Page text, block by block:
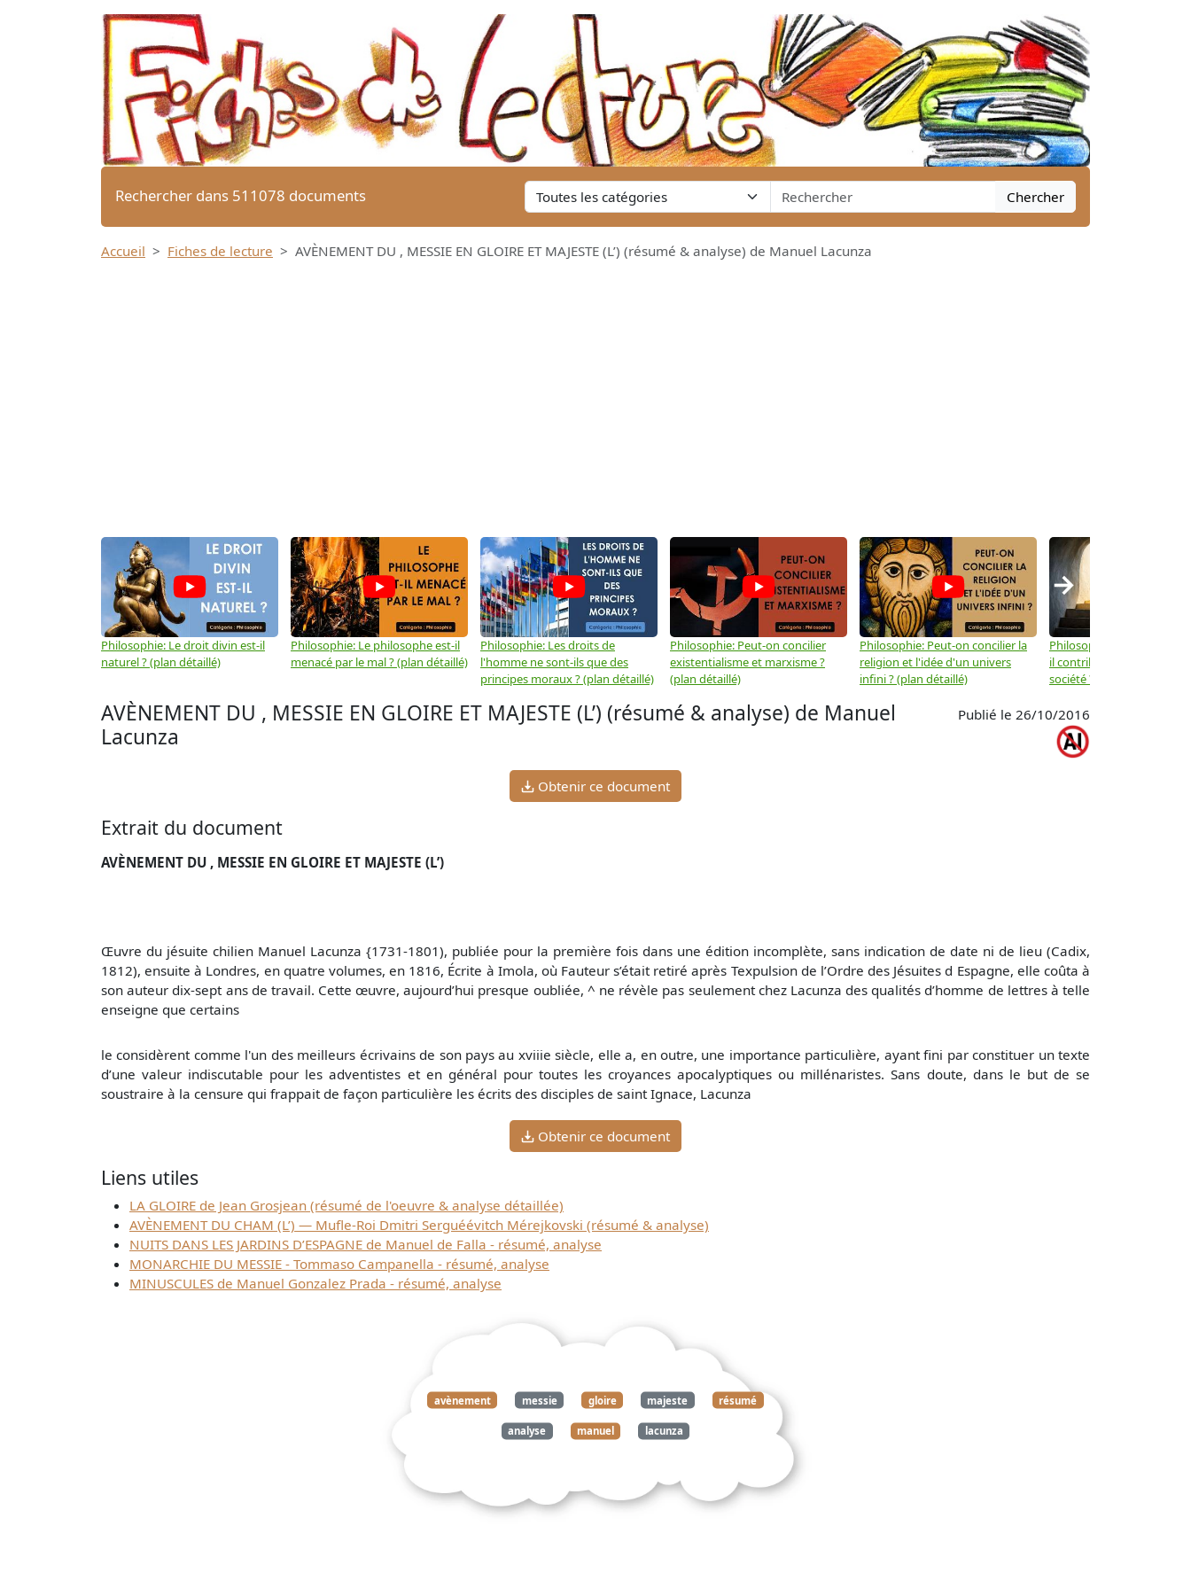
Rechercher dans 511078 documents Chercher
Accueil Fiches de lecture AVÈNEMENT DU , MESSIE EN GLOIRE ET MAJESTE (L’) (résumé & analyse) de Manuel Lacunza
Philosophie: Le droit divin est-il
naturel ? (plan détaillé)
Philosophie: Le philosophe est-il
menacé par le mal ? (plan détaillé)
Philosophie: Les droits de
l'homme ne sont-ils que des
principes moraux ? (plan détaillé)
Philosophie: Peut-on concilier
existentialisme et marxisme ?
(plan détaillé)
Philosophie: Peut-on concilier la
religion et l'idée d'un univers
infini ? (plan détaillé)
Philosophie: Le
il contribuer au progrès de
société ? (plan détaillé)
→
AVÈNEMENT DU , MESSIE EN GLOIRE ET MAJESTE (L’) (résumé & analyse) de Manuel
Lacunza
Publié le 26/10/2016
Obtenir ce document
Extrait du document
AVÈNEMENT DU , MESSIE EN GLOIRE ET MAJESTE (L’)
Œuvre du jésuite chilien Manuel Lacunza {1731-1801), publiée pour la première fois dans une édition incomplète, sans indication de date ni de lieu (Cadix,
1812), ensuite à Londres, en quatre volumes, en 1816, Écrite à Imola, où Fauteur s’était retiré après Texpulsion de l’Ordre des Jésuites d Espagne, elle coûta à
son auteur dix-sept ans de travail. Cette œuvre, aujourd’hui presque oubliée, ^ ne révèle pas seulement chez Lacunza des qualités d’homme de lettres à telle
enseigne que certains
le considèrent comme l'un des meilleurs écrivains de son pays au xviiie siècle, elle a, en outre, une importance particulière, ayant fini par constituer un texte
d’une valeur indiscutable pour les adventistes et en général pour toutes les croyances apocalyptiques ou millénaristes. Sans doute, dans le but de se
soustraire à la censure qui frappait de façon particulière les écrits des disciples de saint Ignace, Lacunza
Obtenir ce document
Liens utiles
LA GLOIRE de Jean Grosjean (résumé de l'oeuvre & analyse détaillée)
AVÈNEMENT DU CHAM (L’) — Mufle-Roi Dmitri Serguéévitch Mérejkovski (résumé & analyse)
NUITS DANS LES JARDINS D’ESPAGNE de Manuel de Falla - résumé, analyse
MONARCHIE DU MESSIE - Tommaso Campanella - résumé, analyse
MINUSCULES de Manuel Gonzalez Prada - résumé, analyse
avènement messie gloire majeste résumé
analyse manuel lacunza